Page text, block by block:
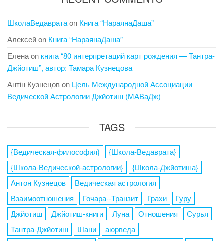
ШколаВедавратаon Книга “НараянаДаша”
Алексейon Книга “НараянаДаша”
Еленаon книга “80 интерпретаций карт рождения — Тантра-
Джйотиш”, автор: Тамара Кузнецова
Антін Кузнецовon Цель Международной Ассоциации
Ведической Астрологии Джйотиш (МАВаДж)
TAGS
{Ведическая-философия}
{Школа-Ведаврата}
{Школа-Ведической-астрологии}
{Школа-Джйотиша}
Антон Кузнецов
Ведическая астрология
Взаимоотношения
Гочара--Транзит Грахи
Гуру
Джйотиш
Джйотиш-книги Луна Отношения
Сурья
Тантра-Джйотиш
Шани
аюрведа